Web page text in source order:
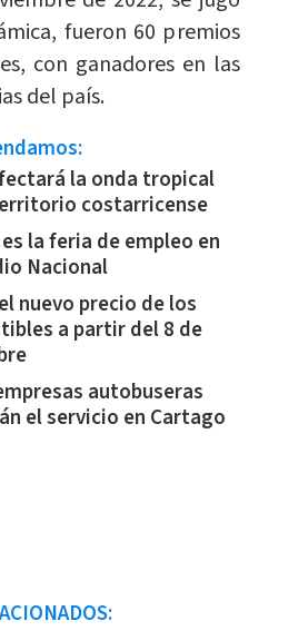
fueron 60 premios
con ganadores en las
del país.
la onda tropical
costarricense
la feria de empleo en
Nacional
nuevo precio de los
a partir del 8 de
autobuseras
el servicio en Cartago